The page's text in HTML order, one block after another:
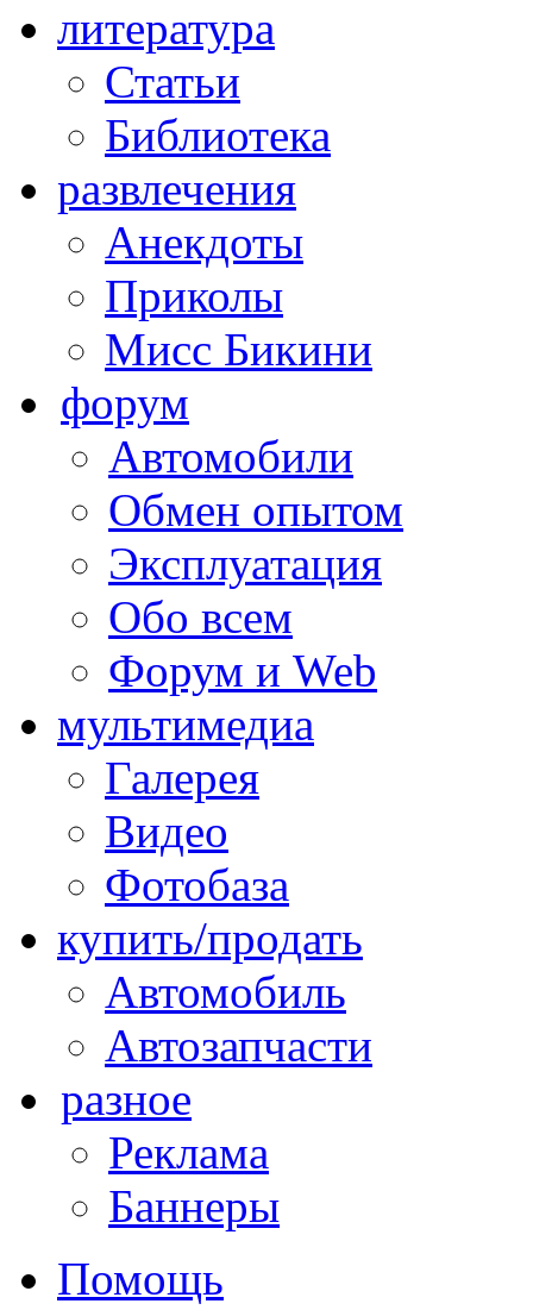
литература
Статьи
Библиотека
развлечения
Анекдоты
Приколы
Мисс Бикини
форум
Автомобили
Обмен опытом
Эксплуатация
Обо всем
Форум и Web
мультимедиа
Галерея
Видео
Фотобаза
купить/продать
Автомобиль
Автозапчасти
разное
Реклама
Баннеры
Помощь